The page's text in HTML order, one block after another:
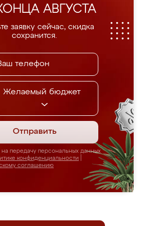
АВГУСТА
заявку сейчас, скидка
сохранится.
Желаемый бюджет
Отправить
передачу персональных данных
конфиденциальности
соглашению